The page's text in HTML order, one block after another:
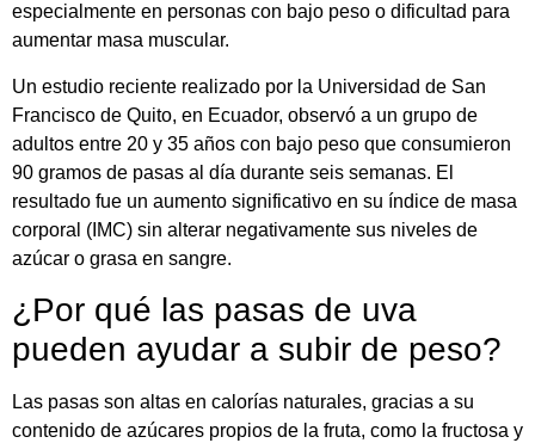
especialmente en personas con bajo peso o dificultad para
aumentar masa muscular.
Un estudio reciente realizado por la Universidad de San
Francisco de Quito, en Ecuador, observó a un grupo de
adultos entre 20 y 35 años con bajo peso que consumieron
90 gramos de pasas al día durante seis semanas. El
resultado fue un aumento significativo en su índice de masa
corporal (IMC) sin alterar negativamente sus niveles de
azúcar o grasa en sangre.
¿Por qué las pasas de uva
pueden ayudar a subir de peso?
Las pasas son altas en calorías naturales, gracias a su
contenido de azúcares propios de la fruta, como la fructosa y